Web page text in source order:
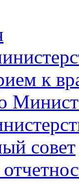
к
совет